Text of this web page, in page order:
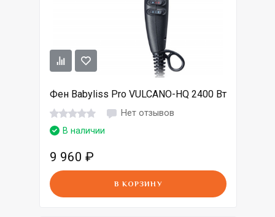
Фен Babyliss Pro VULCANO-HQ 2400 Вт
Нет отзывов
В наличии
9 960 ₽
В КОРЗИНУ